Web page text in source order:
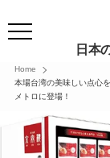
日本
Home
本場台湾の美味しい点心
メトロに登場！